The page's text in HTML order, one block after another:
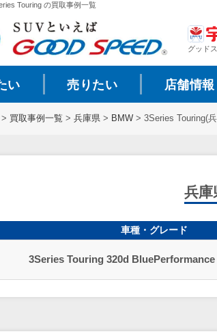
Touring の買取事例一覧
グッド
い 売りたい 店舗情報
> 買取事例一覧 > 兵庫県 > BMW > 3Series Touring(
兵
車種・グレード
3Series Touring 320d